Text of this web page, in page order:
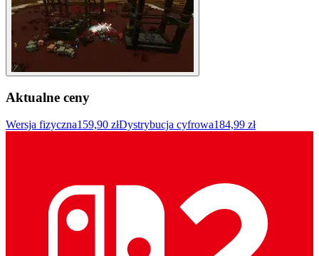
Aktualne ceny
Wersja fizyczna159,90 złDystrybucja cyfrowa184,99 zł